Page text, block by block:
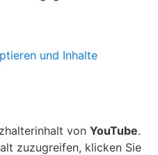
und Inhalte
von YouTube.
zuzugreifen, klicken Sie